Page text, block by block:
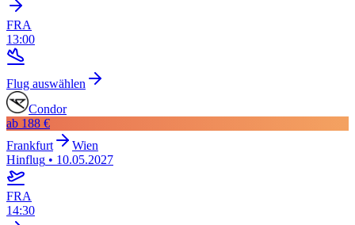
FRA
13:00
Flug auswählen
Condor
ab 188 €
Frankfurt
Wien
Hinflug • 10.05.2027
FRA
14:30